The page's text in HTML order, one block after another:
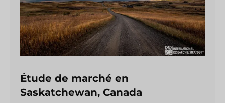
Étude de marché en
Saskatchewan, Canada